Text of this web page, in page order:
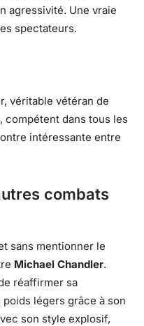
agressivité. Une vraie
spectateurs.
véritable vétéran de
compétent dans tous les
intéressante entre
combats
sans mentionner le
Michael Chandler.
réaffirmer sa
légers grâce à son
son style explosif,